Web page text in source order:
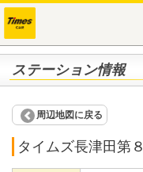
ステーション情報
周辺地図に戻る
タイムズ長津田第８